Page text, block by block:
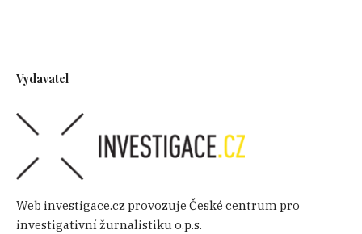
Vydavatel
Web investigace.cz provozuje České centrum pro
investigativní žurnalistiku o.p.s.